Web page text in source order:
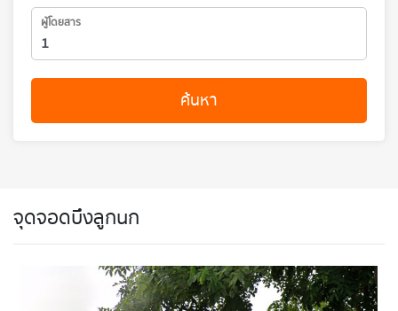
ผู้โดยสาร
ค้นหา
จุดจอดบึงลูกนก